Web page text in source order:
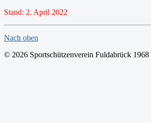
Stand: 2. April 2022
Nach oben
© 2026 Sportschützenverein Fuldabrück 1968